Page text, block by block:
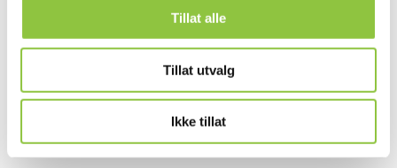
Tillat alle
Tillat utvalg
Ikke tillat
Torsbjørkveien 218, 7530 Meråker